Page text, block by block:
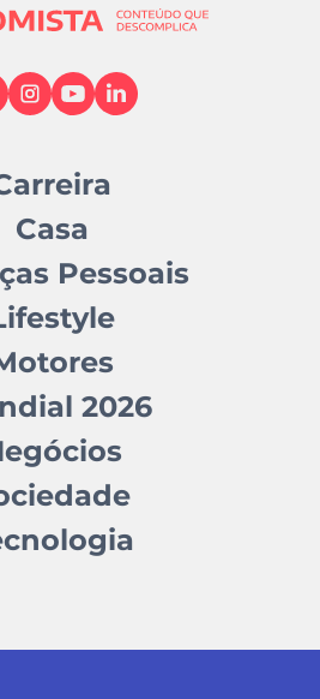
Casa
Pessoais
2026